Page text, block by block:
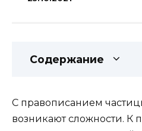
Содержание
С правописанием
возникают сложности. К